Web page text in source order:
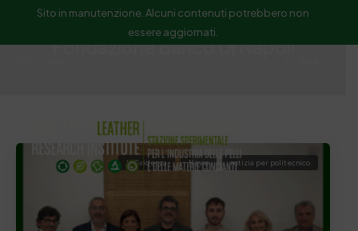
Sito in manutenzione. Alcuni contenuti potrebbero non
essere aggiornati.
Fondazione Banco Di Napoli
In Evidenza News notizia per politecnico